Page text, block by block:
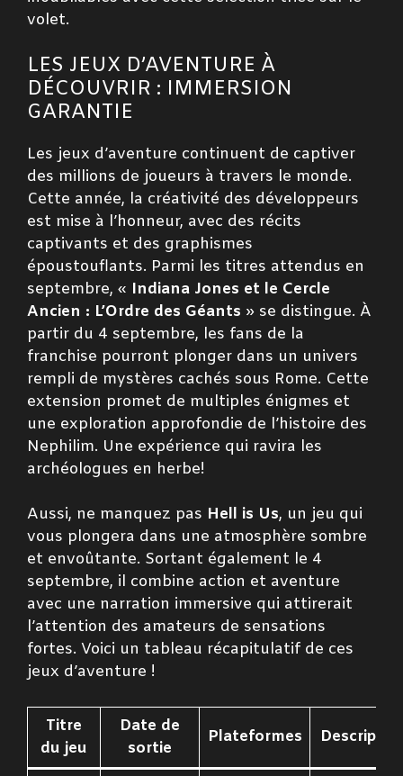
volet.
LES JEUX D’AVENTURE À
DÉCOUVRIR : IMMERSION
GARANTIE
Les jeux d’aventure continuent de captiver
des millions de joueurs à travers le monde.
Cette année, la créativité des développeurs
est mise à l’honneur, avec des récits
captivants et des graphismes
époustouflants. Parmi les titres attendus en
septembre, « Indiana Jones et le Cercle
Ancien : L’Ordre des Géants » se distingue. À
partir du 4 septembre, les fans de la
franchise pourront plonger dans un univers
rempli de mystères cachés sous Rome. Cette
extension promet de multiples énigmes et
une exploration approfondie de l’histoire des
Nephilim. Une expérience qui ravira les
archéologues en herbe!
Aussi, ne manquez pas Hell is Us, un jeu qui
vous plongera dans une atmosphère sombre
et envoûtante. Sortant également le 4
septembre, il combine action et aventure
avec une narration immersive qui attirerait
l’attention des amateurs de sensations
fortes. Voici un tableau récapitulatif de ces
jeux d’aventure !
Titre
du jeu
Date de
sortie
Plateformes